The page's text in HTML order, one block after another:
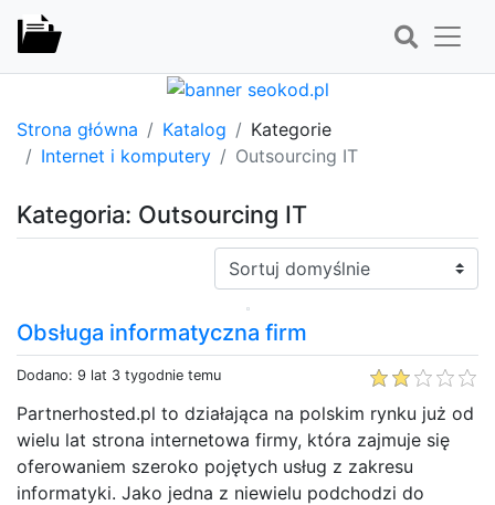
Strona główna Katalog
Kategorie
Internet i komputery
Outsourcing IT
Kategoria: Outsourcing IT
Sortuj:
Obsługa informatyczna firm
Dodano: 9 lat 3 tygodnie temu
Partnerhosted.pl to działająca na polskim rynku już od
wielu lat strona internetowa firmy, która zajmuje się
oferowaniem szeroko pojętych usług z zakresu
informatyki. Jako jedna z niewielu podchodzi do